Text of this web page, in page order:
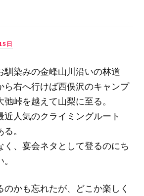
日
馴染みの金峰山川沿いの林道
ら右へ行けば西俣沢のキャンプ
峠を越えて山梨に至る。
近人気のクライミングルート
。
く、宴会ネタとして登るのにち
のかも忘れたが、どこか楽しく